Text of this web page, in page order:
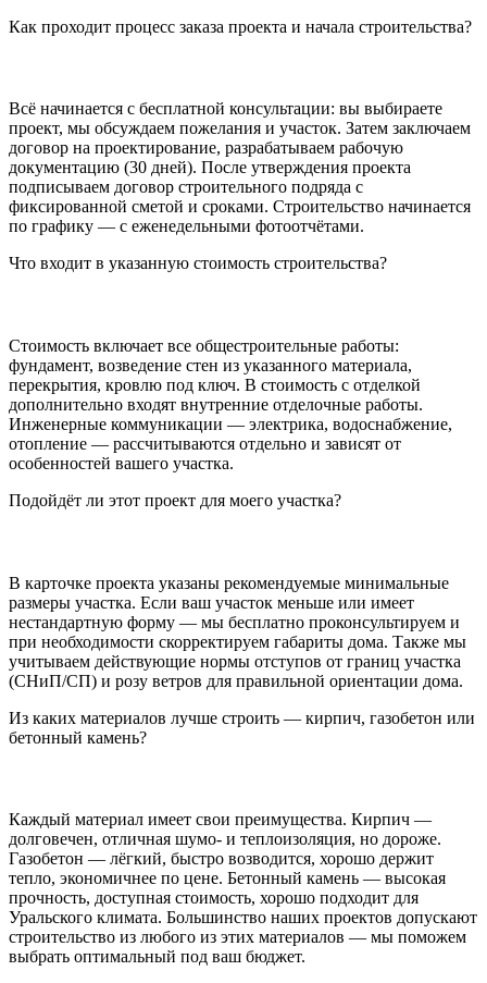
Как проходит процесс заказа проекта и начала строительства?
Всё начинается с бесплатной консультации: вы выбираете
проект, мы обсуждаем пожелания и участок. Затем заключаем
договор на проектирование, разрабатываем рабочую
документацию (30 дней). После утверждения проекта
подписываем договор строительного подряда с
фиксированной сметой и сроками. Строительство начинается
по графику — с еженедельными фотоотчётами.
Что входит в указанную стоимость строительства?
Стоимость включает все общестроительные работы:
фундамент, возведение стен из указанного материала,
перекрытия, кровлю под ключ. В стоимость с отделкой
дополнительно входят внутренние отделочные работы.
Инженерные коммуникации — электрика, водоснабжение,
отопление — рассчитываются отдельно и зависят от
особенностей вашего участка.
Подойдёт ли этот проект для моего участка?
В карточке проекта указаны рекомендуемые минимальные
размеры участка. Если ваш участок меньше или имеет
нестандартную форму — мы бесплатно проконсультируем и
при необходимости скорректируем габариты дома. Также мы
учитываем действующие нормы отступов от границ участка
(СНиП/СП) и розу ветров для правильной ориентации дома.
Из каких материалов лучше строить — кирпич, газобетон или
бетонный камень?
Каждый материал имеет свои преимущества. Кирпич —
долговечен, отличная шумо- и теплоизоляция, но дороже.
Газобетон — лёгкий, быстро возводится, хорошо держит
тепло, экономичнее по цене. Бетонный камень — высокая
прочность, доступная стоимость, хорошо подходит для
Уральского климата. Большинство наших проектов допускают
строительство из любого из этих материалов — мы поможем
выбрать оптимальный под ваш бюджет.